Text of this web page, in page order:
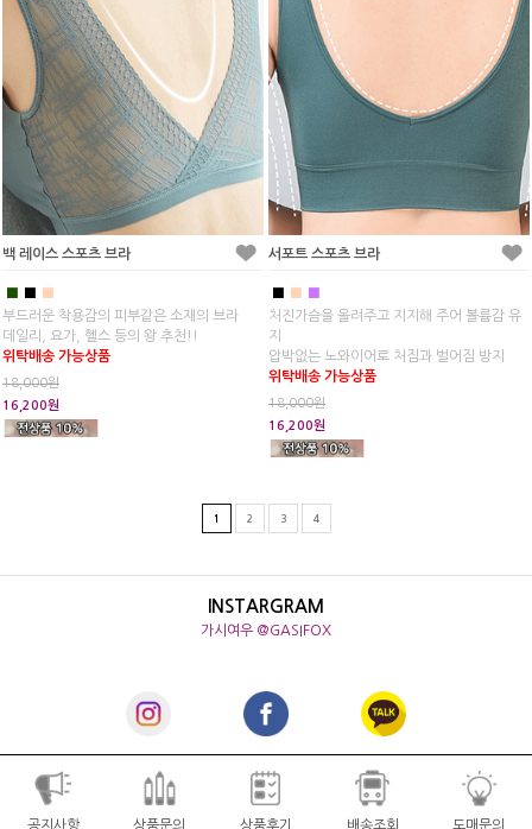
백 레이스 스포츠 브라
■ ■ ■
부드러운 착용감의 피부같은 소재의 브라
데일리, 요가, 헬스 등의 왕 추천!!
위탁배송 가능상품
18,000원
16,200원
서포트 스포츠 브라
■ ■ ■
처진가슴을 올려주고 지지해 주어 볼륨감 유
지
압박없는 노와이어로 처짐과 벌어짐 방지
위탁배송 가능상품
18,000원
16,200원
1 2 3 4
INSTARGRAM
가시여우 @GASIFOX
공지사항 상품문의 상품후기 배송조회 도매문의